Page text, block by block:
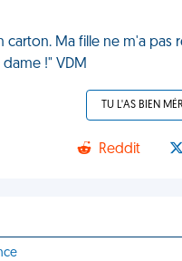
carton. Ma fille ne m'a pas
!" VDM
TU L'AS BIEN
Reddit